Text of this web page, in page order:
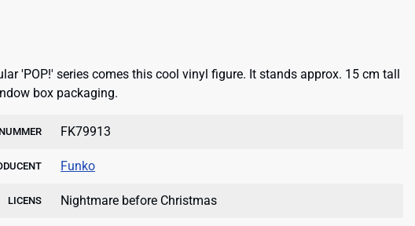
'POP!' series comes this cool vinyl figure. It stands approx. 15 cm tall
box packaging.
FK79913
Funko
LICENS Nightmare before Christmas